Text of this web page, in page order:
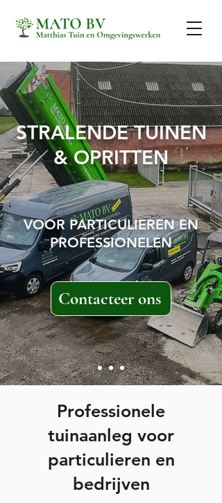
STRALENDE TUINEN
& OPRITTEN
VOOR PARTICULIEREN EN
PROFESSIONELEN
Contacteer ons
Professionele
tuinaanleg voor
particulieren en
bedrijven